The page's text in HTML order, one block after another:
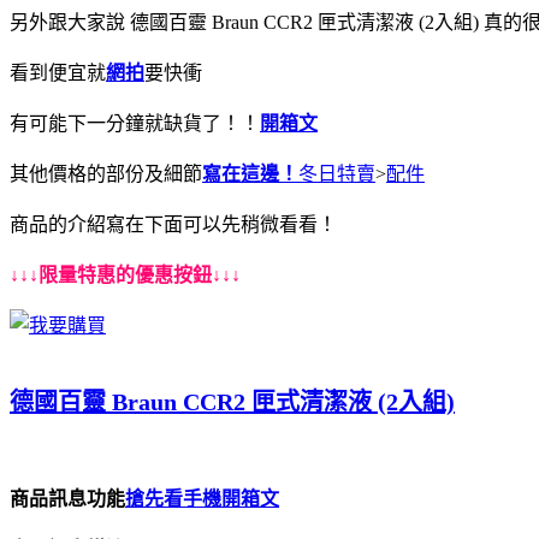
另外跟大家說 德國百靈 Braun CCR2 匣式清潔液 (2入組) 真的
看到便宜就網拍要快衝
有可能下一分鐘就缺貨了！！ 開箱文
其他價格的部份及細節寫在這邊！ 冬日特賣>配件
商品的介紹寫在下面可以先稍微看看！
↓↓↓限量特惠的優惠按鈕↓↓↓
德國百靈 Braun CCR2 匣式清潔液 (2入組)
商品訊息功能搶先看手機開箱文